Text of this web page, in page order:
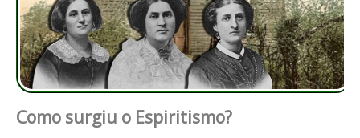
Como surgiu o Espiritismo?